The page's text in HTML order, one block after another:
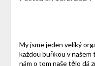
My jsme jeden veliký
každou buňkou v
nám o tom naše tělo dá